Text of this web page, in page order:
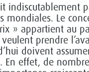
indiscutablement
mondiales. Le
» appartient au
prendre
doivent
En effet, de